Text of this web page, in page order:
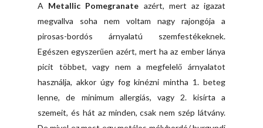
A Metallic Pomegranate azért, mert az igazat
megvallva soha nem voltam nagy rajongója a
pirosas-bordós árnyalatú szemfestékeknek.
Egészen egyszerűen azért, mert ha az ember lánya
picit többet, vagy nem a megfelelő árnyalatot
használja, akkor úgy fog kinézni mintha 1. beteg
lenne, de minimum allergiás, vagy 2. kisírta a
szemeit, és hát az minden, csak nem szép látvány.